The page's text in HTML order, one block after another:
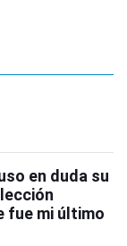
en duda su
fue mi último